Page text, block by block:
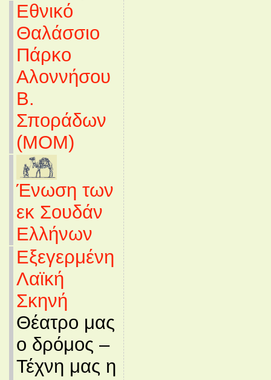
Εθνικό
Θαλάσσιο
Πάρκο
Αλοννήσου
Β.
Σποράδων
(MOM)
Ένωση των
εκ Σουδάν
Ελλήνων
Εξεγερμένη
Λαϊκή
Σκηνή
Θέατρο μας
ο δρόμος –
Τέχνη μας η